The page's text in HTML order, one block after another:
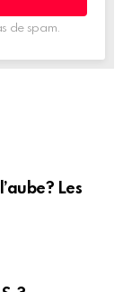
de spam.
Les